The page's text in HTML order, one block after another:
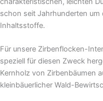
schon seit Jahrhunderten
Inhaltsstoffe.
Für unsere Zirbenflocken-
speziell für diesen Zweck
Kernholz von Zirbenbäumen
kleinbäuerlicher Wald-